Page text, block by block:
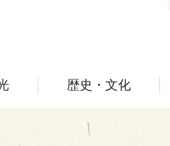
歴史・文化